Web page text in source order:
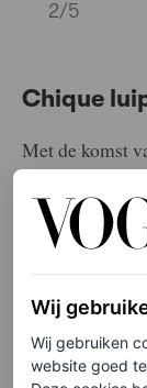
2/5
Chique
Met de komst
Jacquemus is
blijkt wel uit
nog altijd
een chique
Wij
Wij gebruiken
website goed